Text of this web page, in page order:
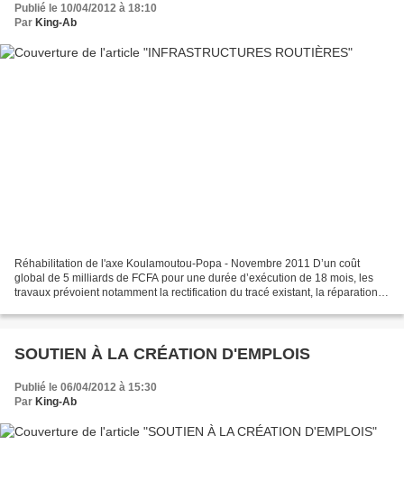
Publié le 10/04/2012 à 18:10
Par King-Ab
Réhabilitation de l'axe Koulamoutou-Popa - Novembre 2011 D’un coût
global de 5 milliards de FCFA pour une durée d’exécution de 18 mois, les
travaux prévoient notamment la rectification du tracé existant, la réparation
SOUTIEN À LA CRÉATION D'EMPLOIS
Publié le 06/04/2012 à 15:30
Par King-Ab